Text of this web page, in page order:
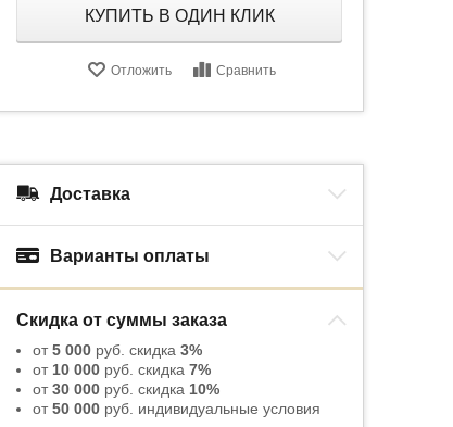
КУПИТЬ В ОДИН КЛИК
Отложить Сравнить
Доставка
Варианты оплаты
Скидка от суммы заказа
от5 000 руб. скидка 3%
от 10 000 руб. скидка 7%
от30 000 руб. скидка 10%
от50 000 руб. индивидуальные условия